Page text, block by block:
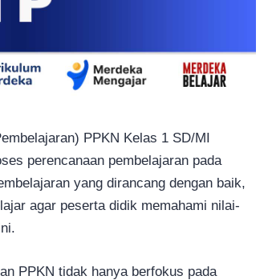
PPKN Kelas 1 SD/MI
perencanaan pembelajaran pada
yang dirancang dengan baik,
agar peserta didik memahami nilai-
PPKN tidak hanya berfokus pada